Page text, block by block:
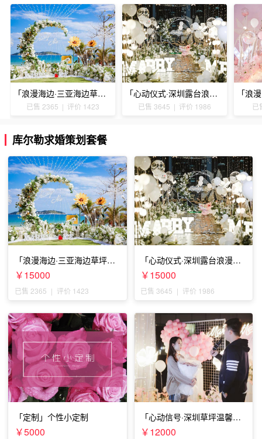
「浪漫海边·三亚海边草坪浪漫求婚」
已售 2365 | 评价 1423
「心动仪式·深圳露台浪漫求婚」
已售 3645 | 评价 1986 已
库尔勒求婚策划套餐
「浪漫海边·三亚海边草坪浪
漫求婚」
￥15000
已售 2365 | 评价 1423
「心动仪式·深圳露台浪漫求
婚」
￥15000
已售 3645 | 评价 1986
「定制」个性小定制
￥5000
「心动信号·深圳草坪温馨求
婚」
￥12000